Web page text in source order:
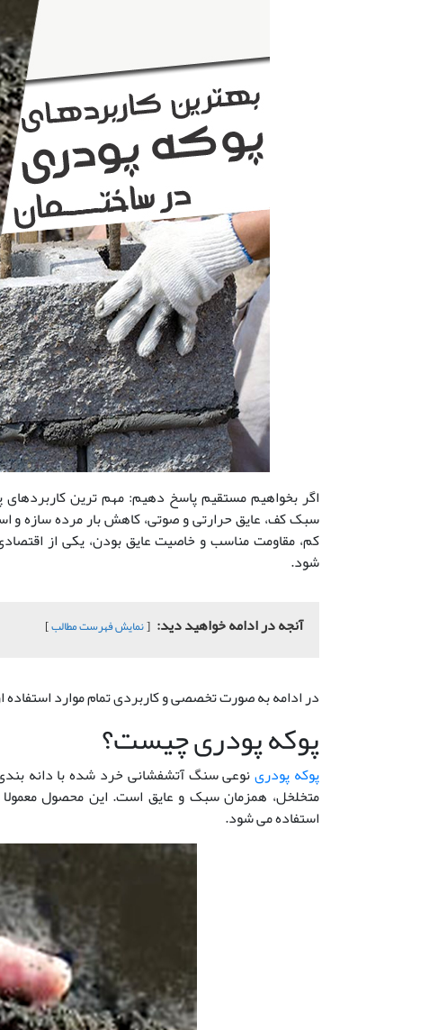
اگر بخواهیم مستقیم پاسخ دهیم: مهم ترین
سبک کف، عایق حرارتی و صوتی، کاهش بار مرده سازه و
کم، مقاومت مناسب و خاصیت عایق بودن، یکی از
شود.
آنجه در ادامه خواهید دید: نمایش فهرست مطالب
در ادامه به صورت تخصصی و کاربردی تمام موارد استفاده
پوکه پودری چیست؟
پوکه پودرینوعی سنگ آتشفشانی خرد شده با دانه
متخلخل، همزمان سبک و عایق است. این محصول
استفاده می شود.